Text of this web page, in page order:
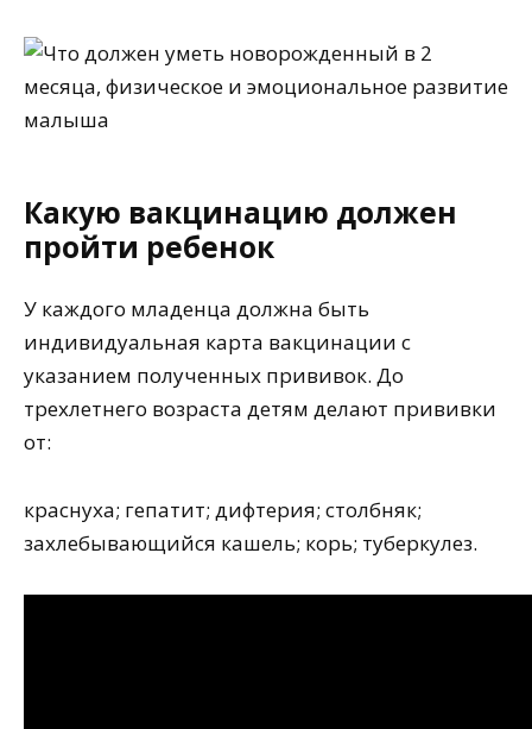
Какую вакцинацию должен
пройти ребенок
У каждого младенца должна быть
индивидуальная карта вакцинации с
указанием полученных прививок. До
трехлетнего возраста детям делают прививки
от:
краснуха; гепатит; дифтерия; столбняк;
захлебывающийся кашель; корь; туберкулез.